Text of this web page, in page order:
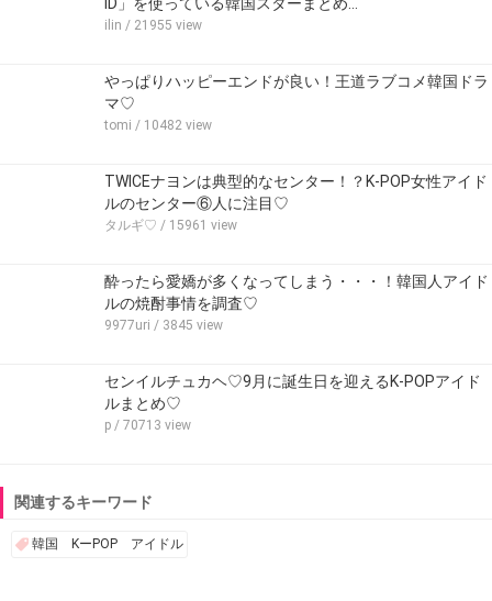
ilin / 21955 view
やっぱりハッピーエンドが良い！王道ラブコメ韓国ドラ
マ♡
tomi / 10482 view
TWICEナヨンは典型的なセンター！？K-POP女性アイド
ルのセンター⑥人に注目♡
タルギ♡ / 15961 view
酔ったら愛嬌が多くなってしまう・・・！韓国人アイド
ルの焼酎事情を調査♡
9977uri / 3845 view
センイルチュカヘ♡9月に誕生日を迎えるK-POPアイド
ルまとめ♡
p / 70713 view
関連するキーワード
韓国 KーPOP アイドル